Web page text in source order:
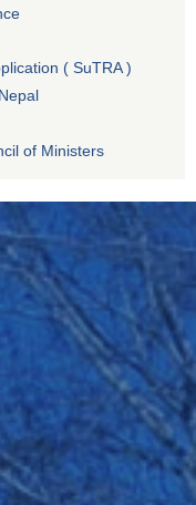
( SuTRA )
of Ministers